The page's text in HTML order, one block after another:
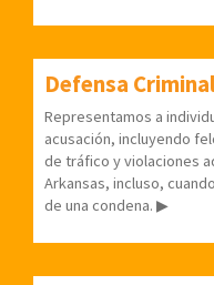
Defensa
Representamos a
acusación, incluyendo
de tráfico y violaciones
Arkansas, incluso,
de una condena. ▶